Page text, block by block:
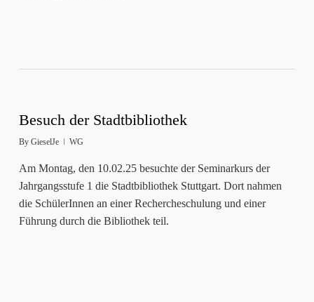
Besuch der Stadtbibliothek
By GieselJe WG
Am Montag, den 10.02.25 besuchte der Seminarkurs der
Jahrgangsstufe 1 die Stadtbibliothek Stuttgart. Dort nahmen
die SchülerInnen an einer Rechercheschulung und einer
Führung durch die Bibliothek teil.